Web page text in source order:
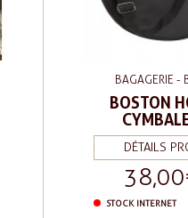
BAGAGERIE -
BOSTON
DÉTAILS
Prix
38,00
STOCK INTERNET